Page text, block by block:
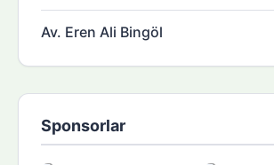
Av. Eren Ali Bingöl
Sponsorlar